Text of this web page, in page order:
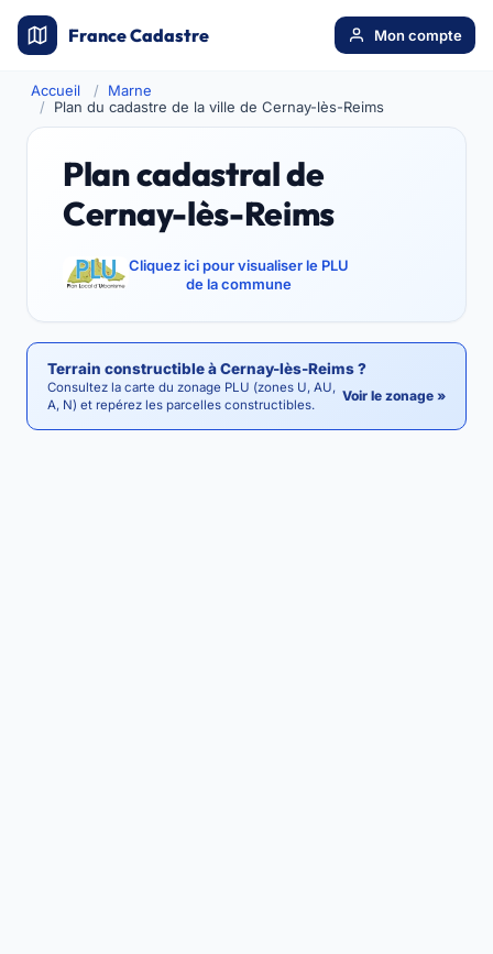
France Cadastre Mon compte
Accueil
Marne
Plan du cadastre de la ville de Cernay-lès-Reims
Plan cadastral de
Cernay-lès-Reims
Cliquez ici pour visualiser le PLU
de la commune
Terrain constructible à Cernay-lès-Reims ?
Consultez la carte du zonage PLU (zones U, AU,
A, N) et repérez les parcelles constructibles.
Voir le zonage »